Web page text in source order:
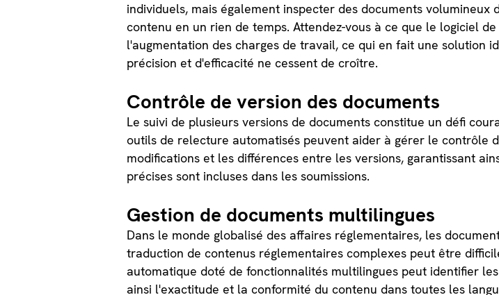
individuels, mais également inspecter des documents volumineux
contenu en un rien de temps. Attendez-vous à ce que le logiciel
l'augmentation des charges de travail, ce qui en fait une solution
précision et d'efficacité ne cessent de croître.
Contrôle de version des documents
Le suivi de plusieurs versions de documents constitue un défi
outils de relecture automatisés peuvent aider à gérer le contrôle
modifications et les différences entre les versions, garantissant
précises sont incluses dans les soumissions.
Gestion de documents multilingues
Dans le monde globalisé des affaires réglementaires, les
traduction de contenus réglementaires complexes peut être
automatique doté de fonctionnalités multilingues peut identifier
ainsi l'exactitude et la conformité du contenu dans toutes les